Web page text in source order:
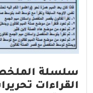
سلسلة
القراءات